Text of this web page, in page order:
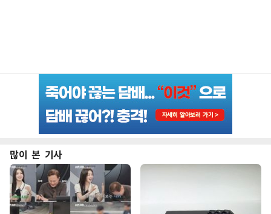
많이 본 기사